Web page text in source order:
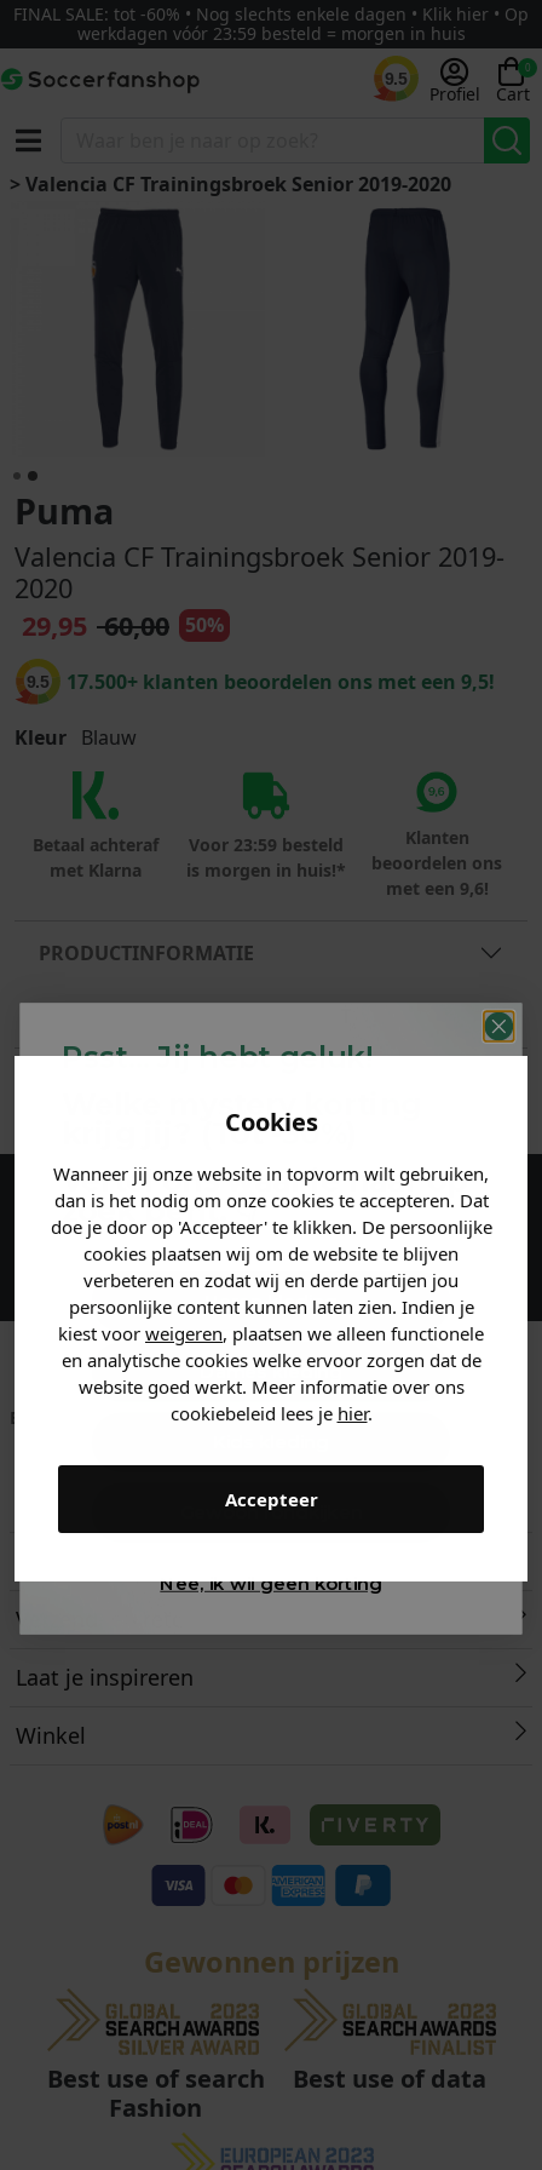
Cookies
Wanneer jij onze website in topvorm wilt gebruiken,
dan is het nodig om onze cookies te accepteren. Dat
doe je door op 'Accepteer' te klikken. De persoonlijke
cookies plaatsen wij om de website te blijven
verbeteren en zodat wij en derde partijen jou
persoonlijke content kunnen laten zien. Indien je
kiest voor weigeren, plaatsen we alleen functionele
en analytische cookies welke ervoor zorgen dat de
website goed werkt. Meer informatie over ons
cookiebeleid lees je hier.
Accepteer
FINAL SALE: tot -60% • Nog slechts enkele dagen • Klik hier • Op
werkdagen vóór 23:59 besteld = morgen in huis
9.5
Profiel
0
Cart
> Valencia CF Trainingsbroek Senior 2019-2020
Puma
Valencia CF Trainingsbroek Senior 2019-
2020
29,95 60,00 50%
9.5 17.500+ klanten beoordelen ons met een 9,5!
Kleur Blauw
Betaal achteraf
met Klarna
Voor 23:59 besteld
is morgen in huis!*
Klanten
beoordelen ons
met een 9,6!
PRODUCTINFORMATIE
Maak een account aan en ontvang 5%
korting op je eerste bestelling!
Betaal achteraf met
Voor 23:59 besteld
Klanten beoordelen
Verzend- en retourinformatie
Laat je inspireren
Winkel
Gewonnen prijzen
Best use of search
Fashion
Best use of data
Psst... Jij hebt geluk!
Welke mystery
krijg jij? (Tot-30%
Vertel ons waar je naar op
zoek bent. 👇
Heren kleding
Dames kleding
Gewoon rondkijken
Nee, ik wil geen korting